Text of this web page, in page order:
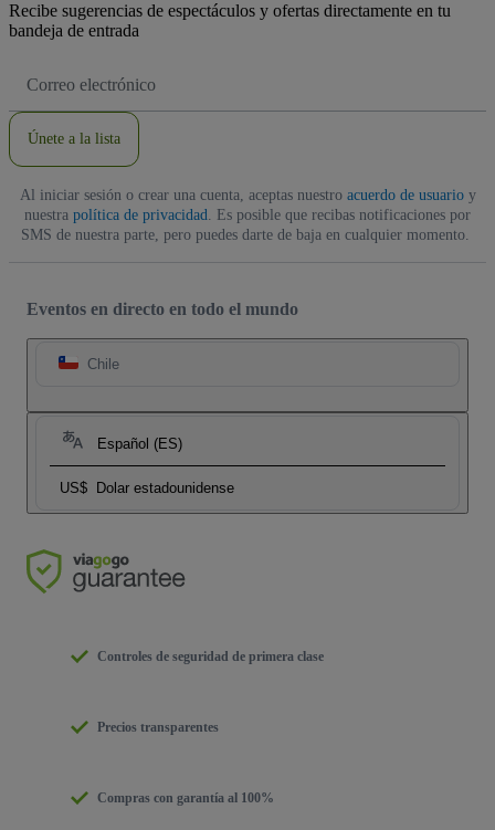
Recibe sugerencias de espectáculos y ofertas directamente en tu
bandeja de entrada
de
Únete a la lista
Al iniciar sesión o crear una cuenta, aceptas nuestro acuerdo de usuarioy
nuestra política de privacidad. Es posible que recibas notificaciones por
SMS de nuestra parte, pero puedes darte de baja en cualquier momento.
Eventos en directo en todo el mundo
Chile
Español (ES)
US$ Dolar estadounidense
Controles de seguridad de primera clase
Precios transparentes
Compras con garantía al 100%